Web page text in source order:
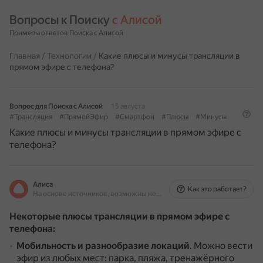
Вопросы к Поиску с Алисой
Примеры ответов Поиска с Алисой
Главная / Технологии / Какие плюсы и минусы трансляции в
прямом эфире с телефона?
Вопрос для Поиска с Алисой
15 августа
#Трансляция
#ПрямойЭфир #Смартфон #Плюсы #Минусы
Какие плюсы и минусы трансляции в прямом эфире с
телефона?
Алиса
На основе источников, возможны неточности
Как это работает?
Некоторые плюсы трансляции в прямом эфире с
телефона:
Мобильность и разнообразие локаций. Можно вести
эфир из любых мест: парка, пляжа, тренажёрного